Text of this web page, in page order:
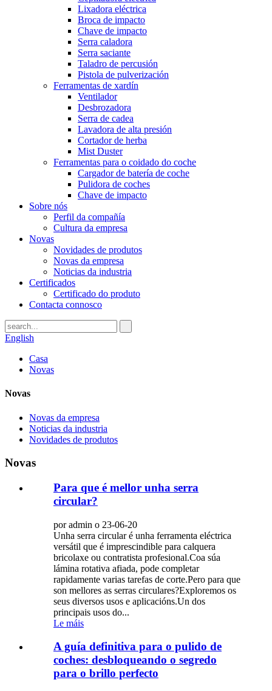
Lixadora eléctrica
Broca de impacto
Chave de impacto
Serra caladora
Serra saciante
Taladro de percusión
Pistola de pulverización
Ferramentas de xardín
Ventilador
Desbrozadora
Serra de cadea
Lavadora de alta presión
Cortador de herba
Mist Duster
Ferramentas para o coidado do coche
Cargador de batería de coche
Pulidora de coches
Chave de impacto
Sobre nós
Perfil da compañía
Cultura da empresa
Novas
Novidades de produtos
Novas da empresa
Noticias da industria
Certificados
Certificado do produto
Contacta connosco
English
Casa
Novas
Novas
Novas da empresa
Noticias da industria
Novidades de produtos
Novas
Para que é mellor unha serra
circular?
por admin o 23-06-20
Unha serra circular é unha ferramenta eléctrica
versátil que é imprescindible para calquera
bricolaxe ou contratista profesional.Coa súa
lámina rotativa afiada, pode completar
rapidamente varias tarefas de corte.Pero para que
son mellores as serras circulares?Exploremos os
seus diversos usos e aplicacións.Un dos
principais usos do...
Le máis
A guía definitiva para o pulido de
coches: desbloqueando o segredo
para o brillo perfecto